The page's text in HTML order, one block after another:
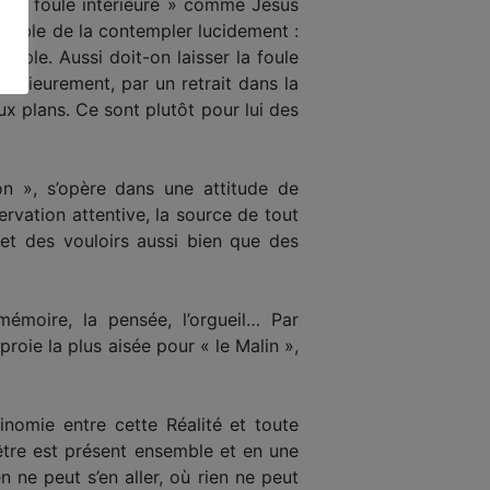
de la contempler lucidement :
Aussi doit-on laisser la foule
par un retrait dans la
plans. Ce sont plutôt pour lui des
», s’opère dans une attitude de
atten­tive, la source de tout
des vouloirs aussi bien que des
la pensée, l’orgueil… Par
la plus aisée pour « le Malin »,
entre cette Réalité et toute
est présent ensemble et en une
ne peut s’en aller, où rien ne peut